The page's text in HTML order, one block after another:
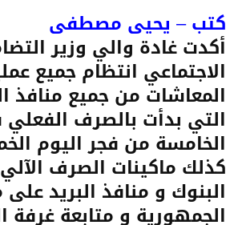
كتب – يحيى مصطفى
أكدت غادة والي وزير
الاجتماعي انتظام جميع
المعاشات من جميع منافذ
التي بدأت بالصرف
الخامسة من فجر اليوم
البنوك و منافذ البريد
الجمهورية و متابعة غرفة